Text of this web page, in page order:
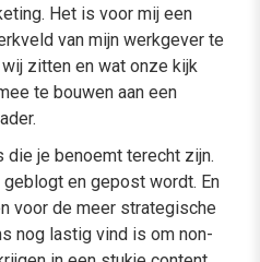
Het is voor mij een
van mijn werkgever te
wij zitten en wat onze kijk
te bouwen aan een
die je benoemt terecht zijn.
geblogt en gepost wordt. En
voor de meer strategische
nog lastig vind is om non-